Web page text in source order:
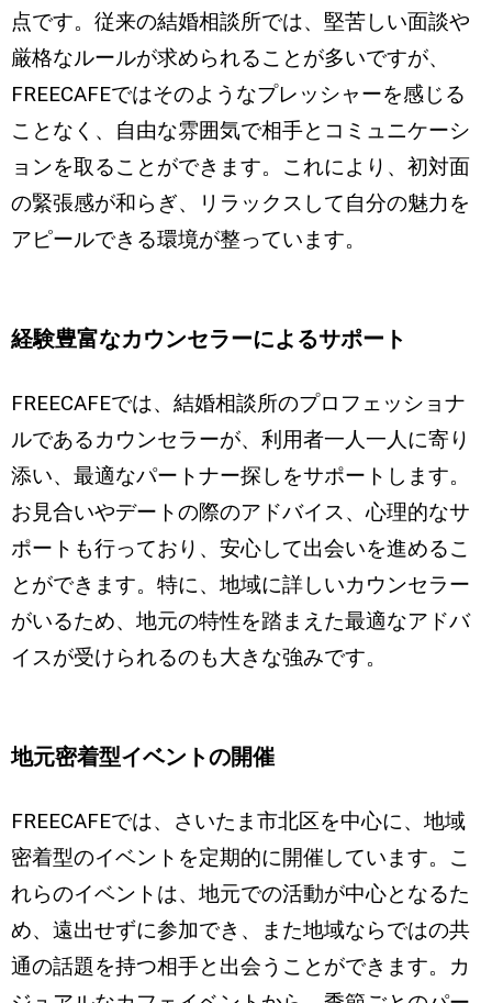
点です。従来の結婚相談所では、堅苦しい面談や
厳格なルールが求められることが多いですが、
FREECAFEではそのようなプレッシャーを感じる
ことなく、自由な雰囲気で相手とコミュニケーシ
ョンを取ることができます。これにより、初対面
の緊張感が和らぎ、リラックスして自分の魅力を
アピールできる環境が整っています。
経験豊富なカウンセラーによるサポート
FREECAFEでは、結婚相談所のプロフェッショナ
ルであるカウンセラーが、利用者一人一人に寄り
添い、最適なパートナー探しをサポートします。
お見合いやデートの際のアドバイス、心理的なサ
ポートも行っており、安心して出会いを進めるこ
とができます。特に、地域に詳しいカウンセラー
がいるため、地元の特性を踏まえた最適なアドバ
イスが受けられるのも大きな強みです。
地元密着型イベントの開催
FREECAFEでは、さいたま市北区を中心に、地域
密着型のイベントを定期的に開催しています。こ
れらのイベントは、地元での活動が中心となるた
め、遠出せずに参加でき、また地域ならではの共
通の話題を持つ相手と出会うことができます。カ